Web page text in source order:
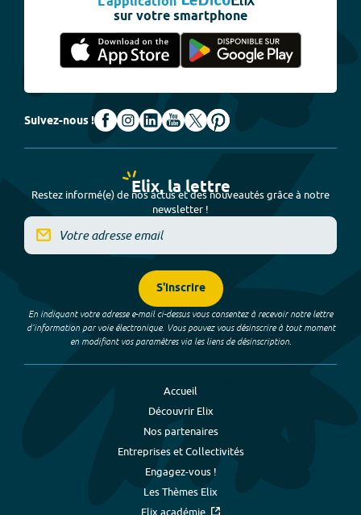
sur votre smartphone
Suivez-nous !
Elix, la lettre
Restez informé(e) de nos actus et des nouveautés grâce à notre
newsletter !
S'inscrire
En indiquant votre adresse e-mail ci-dessus vous consentez à recevoir notre lettre
d’information par voie électronique. Vous pouvez vous désinscrire à tout moment
en modifiant vos paramètres via les liens de désinscription.
Accueil
Découvrir Elix
Nos partenaires
Entreprises et Collectivités
Engagez-vous !
Les Thèmes Elix
Elix académie